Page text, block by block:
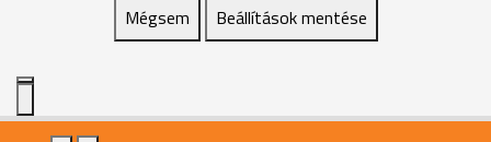
Mégsem Beállítások mentése